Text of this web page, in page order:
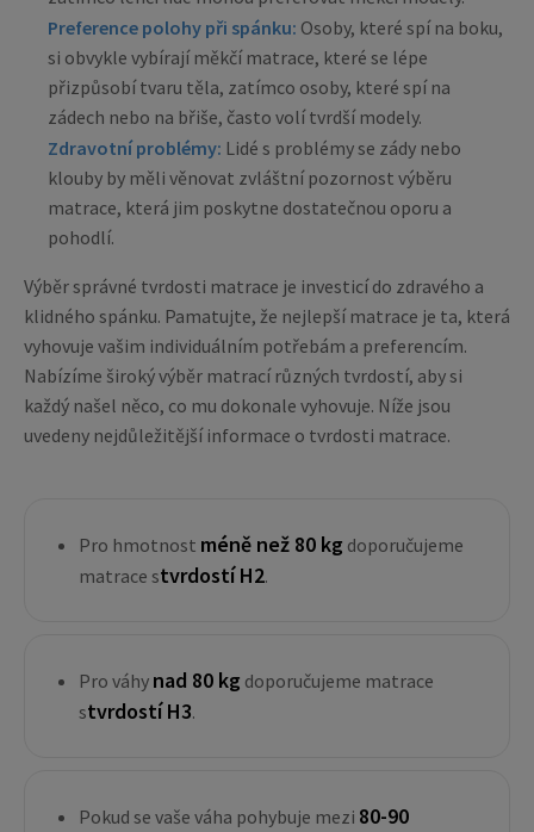
Preference polohy při spánku: Osoby, které spí na boku,
si obvykle vybírají měkčí matrace, které se lépe
přizpůsobí tvaru těla, zatímco osoby, které spí na
zádech nebo na břiše, často volí tvrdší modely.
Zdravotní problémy: Lidé s problémy se zády nebo
klouby by měli věnovat zvláštní pozornost výběru
matrace, která jim poskytne dostatečnou oporu a
pohodlí.
Výběr správné tvrdosti matrace je investicí do zdravého a
klidného spánku. Pamatujte, že nejlepší matrace je ta, která
vyhovuje vašim individuálním potřebám a preferencím.
Nabízíme široký výběr matrací různých tvrdostí, aby si
každý našel něco, co mu dokonale vyhovuje. Níže jsou
uvedeny nejdůležitější informace o tvrdosti matrace.
Pro hmotnost méně než 80 kg doporučujeme
matrace stvrdostí H2.
Pro váhy nad 80 kg doporučujeme matrace
stvrdostí H3.
Pokud se vaše váha pohybuje mezi 80-90